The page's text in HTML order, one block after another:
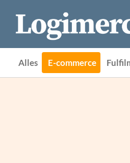
Alles E-commerce